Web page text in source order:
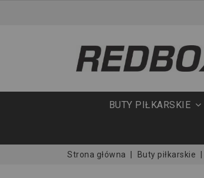
BUTY PIŁKARSKIE
Strona główna Buty piłkarskie